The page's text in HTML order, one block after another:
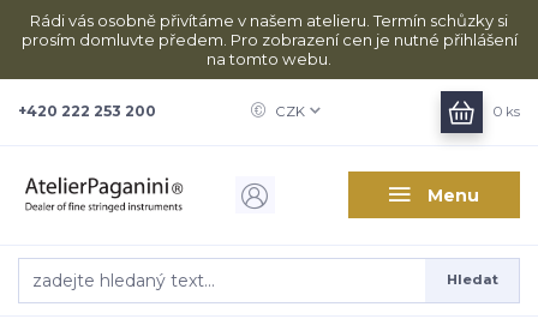
Rádi vás osobně přivítáme v našem atelieru. Termín schůzky si
prosím domluvte předem. Pro zobrazení cen je nutné přihlášení
na tomto webu.
Menu
CZK
Hledat
+420 222 253 200 0 ks